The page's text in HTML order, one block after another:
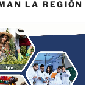
LA REGIÓN